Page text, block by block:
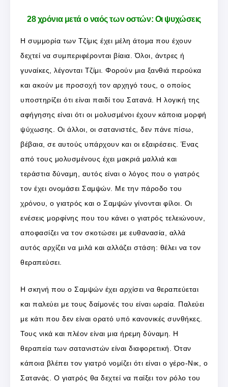
28 χρόνια μετά ο ναός των οστών: Οι ψυχώσεις
Η συμμορία των Τζίμις έχει μέλη άτομα που έχουν
δεχτεί να συμπεριφέρονται βίαια. Όλοι, άντρες ή
γυναίκες, λέγονται Τζίμι. Φορούν μια ξανθιά περούκα
και ακούν με προσοχή τον αρχηγό τους, ο οποίος
υποστηρίζει ότι είναι παιδί του Σατανά. Η λογική της
αφήγησης είναι ότι οι μολυσμένοι έχουν κάποια μορφή
ψύχωσης. Οι άλλοι, οι σατανιστές, δεν πάνε πίσω,
βέβαια, σε αυτούς υπάρχουν και οι εξαιρέσεις. Ένας
από τους μολυσμένους έχει μακριά μαλλιά και
τεράστια δύναμη, αυτός είναι ο λόγος που ο γιατρός
τον έχει ονομάσει Σαμψών. Με την πάροδο του
χρόνου, ο γιατρός και ο Σαμψών γίνονται φίλοι. Οι
ενέσεις μορφίνης που του κάνει ο γιατρός τελειώνουν,
αποφασίζει να τον σκοτώσει με ευθανασία, αλλά
αυτός αρχίζει να μιλά και αλλάζει στάση: θέλει να τον
θεραπεύσει.
Η σκηνή που ο Σαμψών έχει αρχίσει να θεραπεύεται
και παλεύει με τους δαίμονές του είναι ωραία. Παλεύει
με κάτι που δεν είναι ορατό υπό κανονικές συνθήκες.
Τους νικά και πλέον είναι μια ήρεμη δύναμη. Η
θεραπεία των σατανιστών είναι διαφορετική. Όταν
κάποια βλέπει τον γιατρό νομίζει ότι είναι ο γέρο-Νικ, ο
Σατανάς. Ο γιατρός θα δεχτεί να παίξει τον ρόλο του